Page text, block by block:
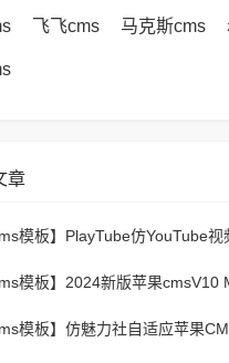
飞飞cms 马克斯cms
章
模板】 PlayTube仿YouTube
模板】 2024新版苹果cmsV10
模板】 仿魅力社自适应苹果